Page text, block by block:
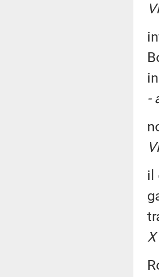
-
il